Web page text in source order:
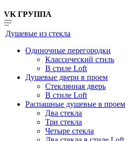
VK ГРУППА
Душевые из стекла
Одиночные перегородки
Классический стиль
В стиле Loft
Душевые двери в проем
Стеклянная дверь
В стиле Loft
Распашные душевые в проем
Два стекла
Три стекла
Четыре стекла